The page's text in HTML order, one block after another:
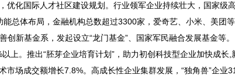
优化国际人才社区建设规划。行业领军企业持续壮大，国家级
总体布局，金融机构总数超过3300家，爱奇艺、小米、美团等
新基金系，发起设立“龙门基金”、国家军民融合发展基金等。
。推出“胚芽企业培育计划”，助力初创科技型企业加快成长,
场成交额增长7.8%。高成长性企业集群发展，“独角兽”企业